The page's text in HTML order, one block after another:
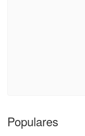
Populares